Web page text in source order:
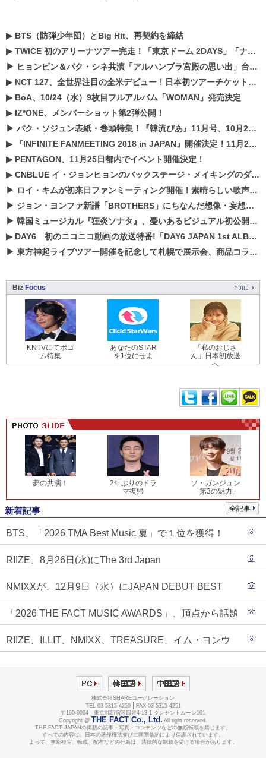
▶ BTS（防弾少年団）とBig Hit、再契約を締結
▶TWICE 初のアリーナツアー完走！「東京ドーム 2DAYS」「ナゴヤドーム1DAY」「京セラドーム1DAY」2019年ドームツアー開催決定！！
▶ ヒョンビン＆パク・シネ共演「アルハンブラ宮殿の思い出」台本読み現場を公開
▶ NCT 127、全世界注目の全米デビュー！日本初ツアーチケットが早くもプレミア化！？
▶ BoA、10/24（水）9枚目フルアルバム「WOMAN」発売決定
▶ IZ*ONE、メンバーショット第2弾公開！
▶ パク・ソジュン表紙・巻頭特集！『韓流ぴあ』11月号、10月22日（月）発売！
▶
『INFINITE FANMEETING 2018 in JAPAN』開催決定！11月21、22日にパシフィコ横浜にて実施
▶ PENTAGON、11月25日都内でイベント開催決定！
▶CNBLUE イ・ジョンヒョンのバックステージ・メイキングのダイジェスト映像が公開！
▶ ロイ・キムが初来日ファンミーティング開催！素晴らしい歌声に癒される贅沢な時間
▶ ジョン・ヨンファ新譜「BROTHERS」にちなんだ想像・妄想企画がスタート！
▶ 韓国ミュージカル『狂炎ソナタ』、憂いある​ビジュアル初公開!! 主役リョウク、SHIN、KENらのコメントが到着！
▶ DAY6 初のニコニコ動画の放送特番!「DAY6 JAPAN 1st ALBUM「UNLOCK」発売記念 ライブ@ニコ生」を配信決定!
▶ 東方神起ライブツアー開催を記念して札幌で展示会、商品コラボが実現！！
Biz Focus
KNTVにてボゴ
ム特集
あなたのSTAR
を1位にせよ
「私のおじさ
ん」日本初放送
へ
夢の共演！
2年ぶりのドラ
マ復帰
ソ・ガンジュン
「第3の魅力」
全記事
新着記事
BTS、「2026 TMA Best Music 夏」で１位を獲得！
RIIZE、8月26日(水)にThe 3rd Japan
NMIXXが、12月9日（水）にJAPAN DEBUT BEST
もスタート！！
「2026 THE FACT MUSIC AWARDS」、頂点から話題
RIIZE、ILLIT、NMIXX、TREASURE、イム・ヨンウ
インナップに合流！
株式会社SHAREコーポレーション
TEL 03-5315-4250
FAX 03-5315-4251
〒160-0004 東京都新宿区四谷4-13-1 クレセントムーン101
Copyright @ THE FACT Co., Ltd. All right reserved.
THE FACT JAPANの掲載の記事・写真・コンテンツなどの無断転載を禁じます。
すべての内容は、日本の著作権法並びに国際条約により保護されています。
よって、無断複写、転載、配布などの行為は、法律的な制裁を受ける場合があります。